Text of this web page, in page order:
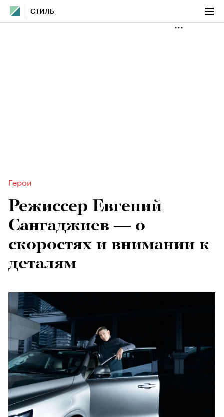
СТИЛЬ
Герои
Режиссер Евгений
Сангаджиев — о
скоростях и внимании к
деталям